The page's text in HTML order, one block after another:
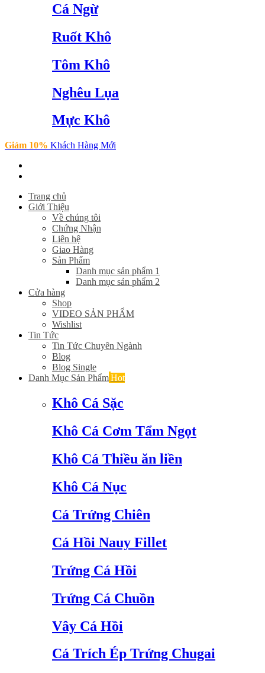
Cá Ngừ
Ruốt Khô
Tôm Khô
Nghêu Lụa
Mực Khô
Giảm 10% Khách Hàng Mới
Trang chủ
Giới Thiệu
Về chúng tôi
Chứng Nhận
Liên hệ
Giao Hàng
Sản Phẩm
Danh mục sản phẩm 1
Danh mục sản phẩm 2
Cửa hàng
Shop
VIDEO SẢN PHẨM
Wishlist
Tin Tức
Tin Tức Chuyên Ngành
Blog
Blog Single
Danh Mục Sản PhẩmHot
Khô Cá Sặc
Khô Cá Cơm Tẩm Ngọt
Khô Cá Thiều ăn liền
Khô Cá Nục
Cá Trứng Chiên
Cá Hồi Nauy Fillet
Trứng Cá Hồi
Trứng Cá Chuồn
Vây Cá Hồi
Cá Trích Ép Trứng Chugai